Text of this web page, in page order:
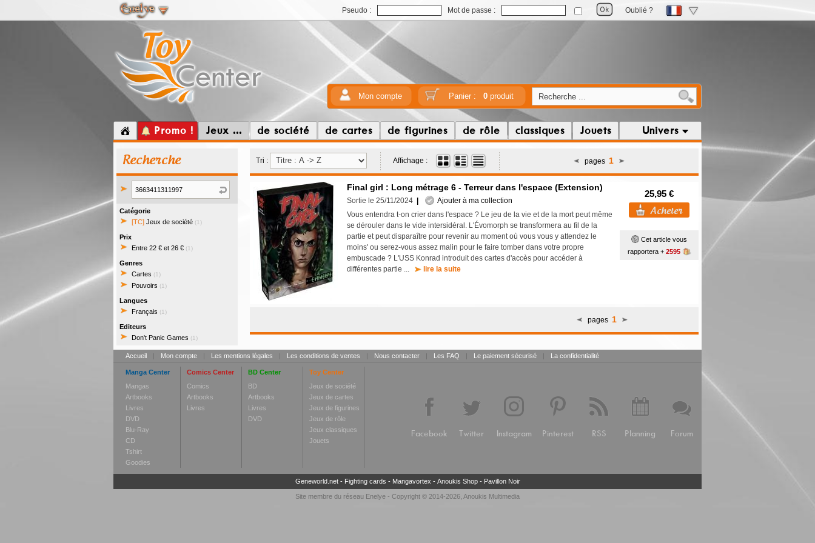
Pseudo : Mot de passe : Oublié ?
Mon compte Panier : 0produit
Promo ! Jeux ... de société de cartes de figurines de rôle classiques Jouets Univers
Recherche
Catégorie
[TC] Jeux de société (1)
Prix
Entre 22 € et 26 € (1)
Genres
Cartes (1)
Pouvoirs (1)
Langues
Français (1)
Editeurs
Don't Panic Games (1)
Tri : Affichage : pages 1
Final girl : Long métrage 6 - Terreur dans l'espace (Extension)
Sortie le 25/11/2024
Ajouter à ma collection
Vous entendra t-on crier dans l'espace ? Le jeu de la vie et de la mort peut même
se dérouler dans le vide intersidéral. L'Évomorph se transformera au fil de la
partie et peut disparaître pour revenir au moment où vous vous y attendez le
moins' ou serez-vous assez malin pour le faire tomber dans votre propre
embuscade ? L'USS Konrad introduit des cartes d'accès pour accéder à
différentes partie ...
lire la suite
25,95 €
Cet article vous
rapportera + 2595
pages 1
Accueil | Mon compte | Les mentions légales | Les conditions de ventes | Nous contacter | Les FAQ | Le paiement sécurisé | La confidentialité
Manga Center
Mangas
Artbooks
Livres
DVD
Blu-Ray
CD
Tshirt
Goodies
Comics Center
Comics
Artbooks
Livres
BD Center
BD
Artbooks
Livres
DVD
Toy Center
Jeux de société
Jeux de cartes
Jeux de figurines
Jeux de rôle
Jeux classiques
Jouets
Facebook Twitter Instagram Pinterest RSS Planning Forum
Geneworld.net- Fighting cards - Mangavortex - Anoukis Shop- Pavillon Noir
Site membre du réseau Enelye - Copyright © 2014-2026, Anoukis Multimedia